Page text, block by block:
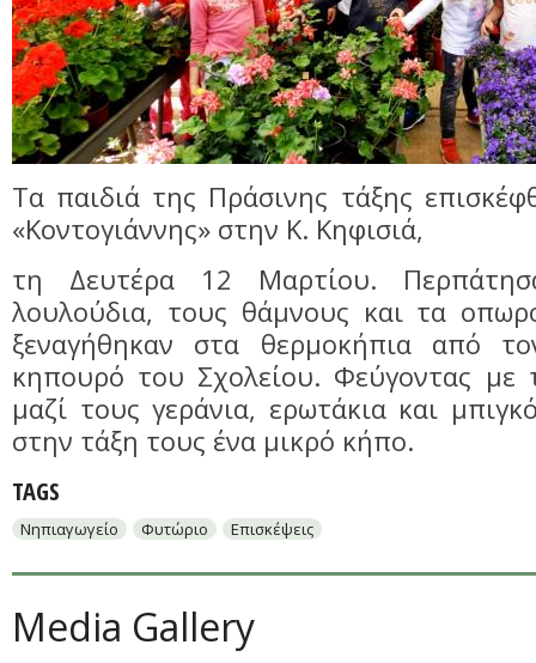
Τα παιδιά της Πράσινης τάξης
«Κοντογιάννης» στην Κ. Κηφισιά,
τη Δευτέρα 12 Μαρτίου.
λουλούδια, τους θάμνους και τα
ξεναγήθηκαν στα θερμοκήπια από
κηπουρό του Σχολείου. Φεύγοντας με
μαζί τους γεράνια, ερωτάκια και
στην τάξη τους ένα μικρό κήπο.
TAGS
Νηπιαγωγείο Φυτώριο Επισκέψεις
Media Gallery